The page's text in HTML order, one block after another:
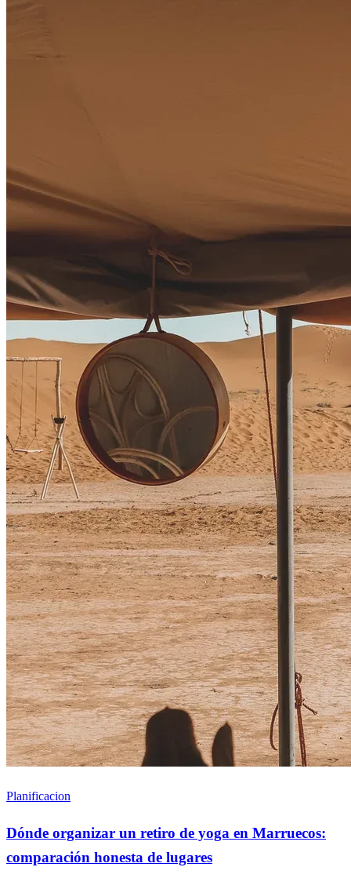
Planificacion
Dónde organizar un retiro de yoga en Marruecos:
comparación honesta de lugares